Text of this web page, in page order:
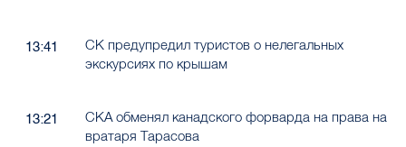
13:41
СК предупредил туристов о нелегальных
экскурсиях по крышам
13:21
СКА обменял канадского форварда на права на
вратаря Тарасова